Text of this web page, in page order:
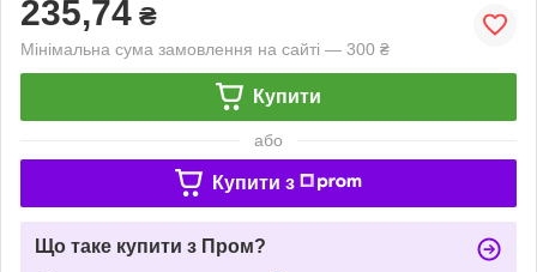
235,74 ₴
Мінімальна сума замовлення на сайті — 300 ₴
Купити
або
Купити з
Що таке купити з Пром?